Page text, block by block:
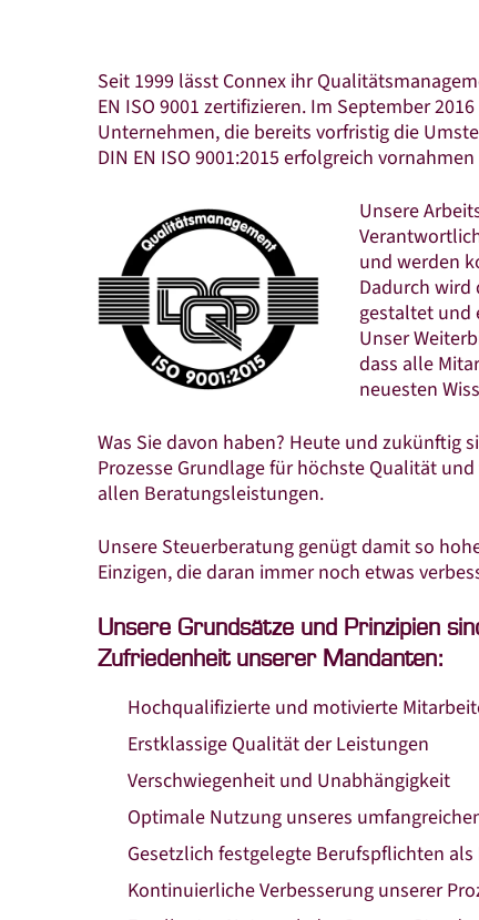
Seit 1999 lässt Connex ihr
EN ISO 9001 zertifizieren. Im September
Unternehmen, die bereits vorfristig die
DIN EN ISO 9001:2015 erfolgreich
Unsere
und werden
Dadurch wird
gestaltet und
Unser
dass alle
neuesten
Was Sie davon haben? Heute und zukünftig
Prozesse Grundlage für höchste Qualität
allen Beratungsleistungen.
Unsere Steuerberatung genügt damit so
Einzigen, die daran immer noch etwas
Unsere Grundsätze und Prinzipien
Zufriedenheit unserer Mandanten:
Hochqualifizierte und motivierte
Erstklassige Qualität der Leistungen
Verschwiegenheit und Unabhängigkeit
Optimale Nutzung unseres
Gesetzlich festgelegte Berufspflichten als
Kontinuierliche Verbesserung unserer